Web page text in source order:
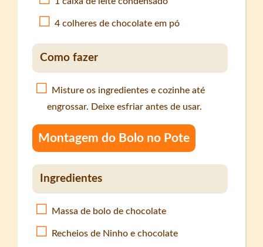
4 colheres de chocolate em pó
Como fazer
Misture os ingredientes e cozinhe até
engrossar. Deixe esfriar antes de usar.
Montagem do Bolo no Pote
Ingredientes
Massa de bolo de chocolate
Recheios de Ninho e chocolate